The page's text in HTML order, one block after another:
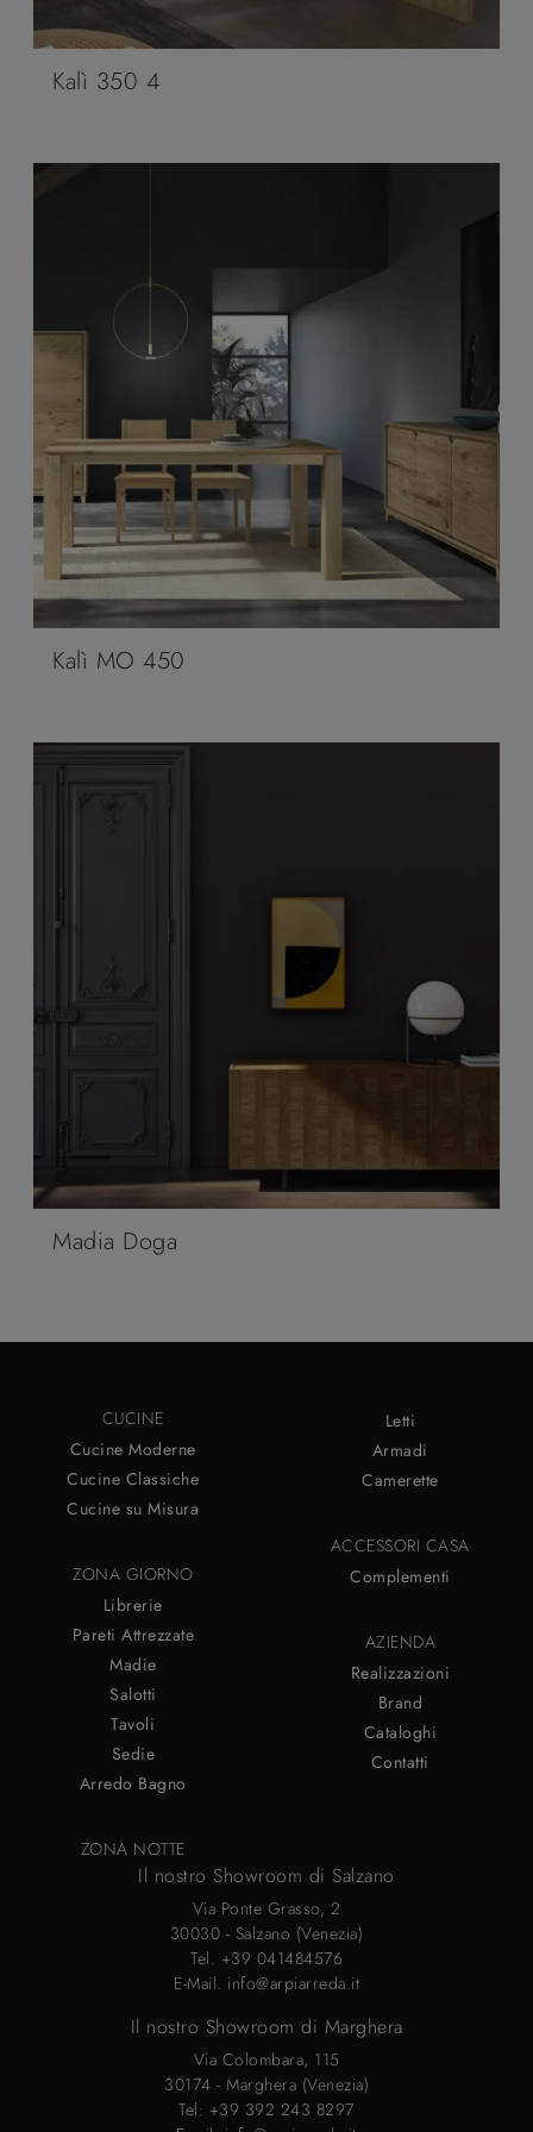
Kalì 350 4
Kalì MO 450
Madia Doga
CUCINE
Cucine Moderne
Cucine Classiche
Cucine su Misura
ZONA GIORNO
Librerie
Pareti Attrezzate
Madie
Salotti
Tavoli
Sedie
Arredo Bagno
ZONA NOTTE
Letti
Armadi
Camerette
ACCESSORI CASA
Complementi
AZIENDA
Realizzazioni
Brand
Cataloghi
Contatti
Il nostro Showroom di Salzano
Via Ponte Grasso, 2
30030 - Salzano (Venezia)
Tel. +39 041484576
E-Mail. info@arpiarreda.it
Il nostro Showroom di Marghera
Via Colombara, 115
30174 - Marghera (Venezia)
Tel: +39 392 243 8297